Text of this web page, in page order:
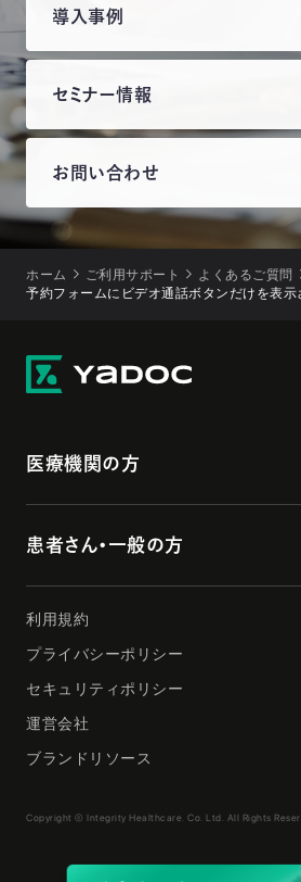
導入事例
セミナー情報
お問い合わせ
ホーム ご利用サポート
よくあるご質問
予約フォームにビデオ通話ボタンだけを表示
医療機関の方
患者さん・一般の方
利用規約
プライバシーポリシー
セキュリティポリシー
運営会社
ブランドリソース
Copyright © Integrity Healthcare. Co. Ltd. All Rights